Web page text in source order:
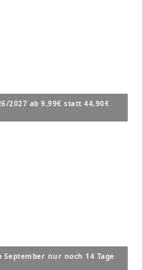
2027 ab 9,99€ statt 44,90€
nur noch 14 Tage